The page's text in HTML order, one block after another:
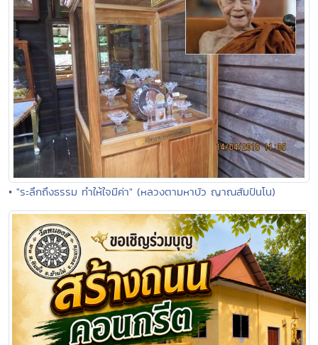
• "ระลึกถึงธรรม ทำให้ใจมีค่า" (หลวงตามหาบัว ญาณสัมปันโน)